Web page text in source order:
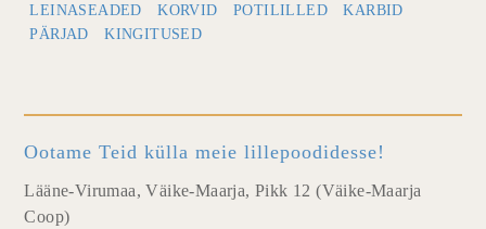
LEINASEADED
KORVID POTILILLED
KARBID
PÄRJAD
KINGITUSED
Ootame Teid külla meie lillepoodidesse!
Lääne-Virumaa, Väike-Maarja, Pikk 12 (Väike-Maarja
Coop)